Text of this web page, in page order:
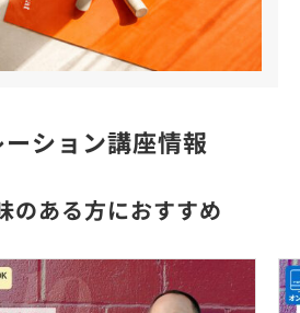
ション講座情報
のある方におすすめ